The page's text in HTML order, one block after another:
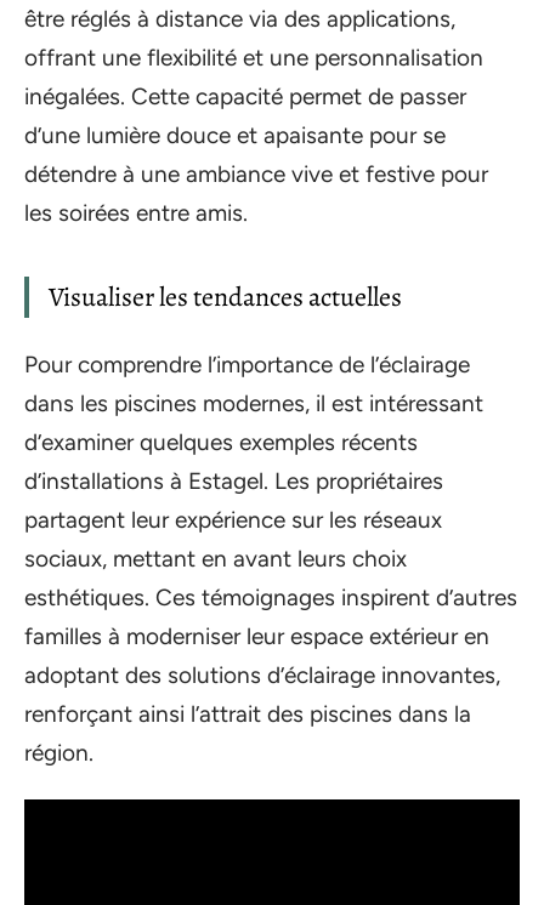
être réglés à distance via des applications,
offrant une flexibilité et une personnalisation
inégalées. Cette capacité permet de passer
d’une lumière douce et apaisante pour se
détendre à une ambiance vive et festive pour
les soirées entre amis.
Visualiser les tendances actuelles
Pour comprendre l’importance de l’éclairage
dans les piscines modernes, il est intéressant
d’examiner quelques exemples récents
d’installations à Estagel. Les propriétaires
partagent leur expérience sur les réseaux
sociaux, mettant en avant leurs choix
esthétiques. Ces témoignages inspirent d’autres
familles à moderniser leur espace extérieur en
adoptant des solutions d’éclairage innovantes,
renforçant ainsi l’attrait des piscines dans la
région.